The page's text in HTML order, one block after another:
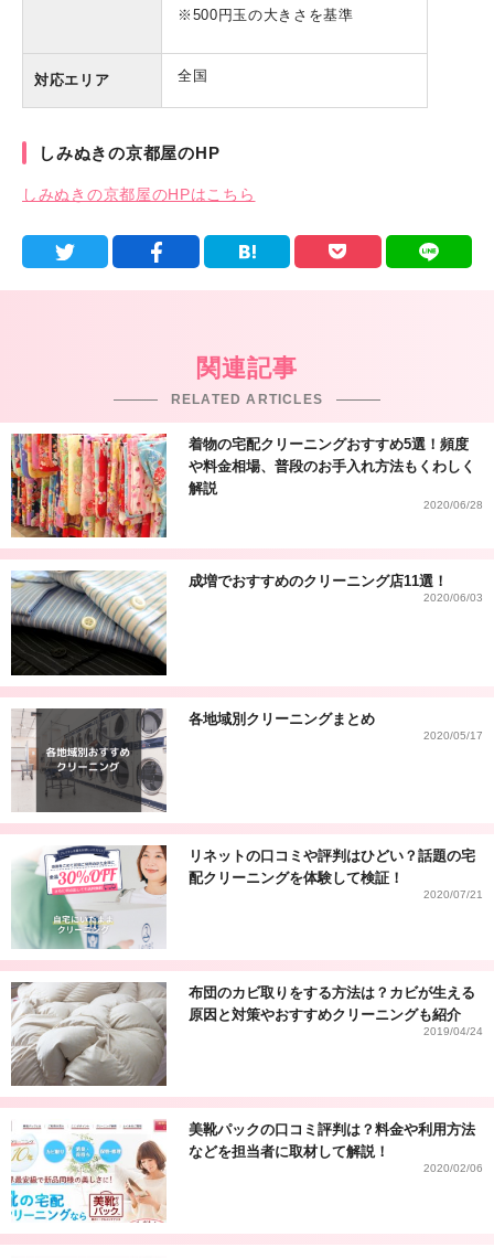
※500円玉の大きさを基準
対応エリア 全国
しみぬきの京都屋のHP
しみぬきの京都屋のHPはこちら
関連記事
RELATED ARTICLES
着物の宅配クリーニングおすすめ5選！頻度
や料金相場、普段のお手入れ方法もくわしく
解説
2020/06/28
成増でおすすめのクリーニング店11選！
2020/06/03
各地域別クリーニングまとめ
2020/05/17
リネットの口コミや評判はひどい？話題の宅
配クリーニングを体験して検証！
2020/07/21
布団のカビ取りをする方法は？カビが生える
原因と対策やおすすめクリーニングも紹介
2019/04/24
美靴パックの口コミ評判は？料金や利用方法
などを担当者に取材して解説！
2020/02/06